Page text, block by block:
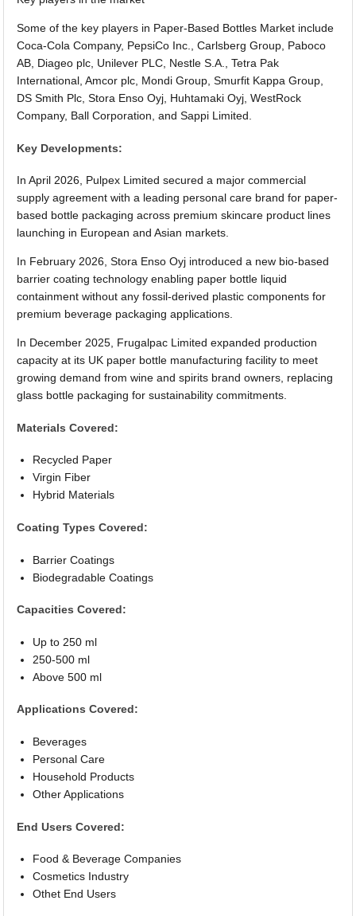
Some of the key players in Paper-Based Bottles Market include
Coca-Cola Company, PepsiCo Inc., Carlsberg Group, Paboco
AB, Diageo plc, Unilever PLC, Nestle S.A., Tetra Pak
International, Amcor plc, Mondi Group, Smurfit Kappa Group,
DS Smith Plc, Stora Enso Oyj, Huhtamaki Oyj, WestRock
Company, Ball Corporation, and Sappi Limited.
Key Developments:
In April 2026, Pulpex Limited secured a major commercial
supply agreement with a leading personal care brand for paper-
based bottle packaging across premium skincare product lines
launching in European and Asian markets.
In February 2026, Stora Enso Oyj introduced a new bio-based
barrier coating technology enabling paper bottle liquid
containment without any fossil-derived plastic components for
premium beverage packaging applications.
In December 2025, Frugalpac Limited expanded production
capacity at its UK paper bottle manufacturing facility to meet
growing demand from wine and spirits brand owners, replacing
glass bottle packaging for sustainability commitments.
Materials Covered:
Recycled Paper
Virgin Fiber
Hybrid Materials
Coating Types Covered:
Barrier Coatings
Biodegradable Coatings
Capacities Covered:
Up to 250 ml
250-500 ml
Above 500 ml
Applications Covered:
Beverages
Personal Care
Household Products
Other Applications
End Users Covered:
Food & Beverage Companies
Cosmetics Industry
Othet End Users